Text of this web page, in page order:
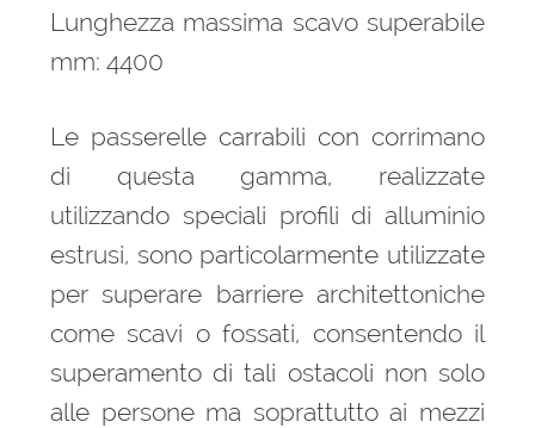
Lunghezza massima scavo superabile
mm: 4400
Le passerelle carrabili con corrimano
di questa gamma, realizzate
utilizzando speciali profili di alluminio
estrusi, sono particolarmente utilizzate
per superare barriere architettoniche
come scavi o fossati, consentendo il
superamento di tali ostacoli non solo
alle persone ma soprattutto ai mezzi